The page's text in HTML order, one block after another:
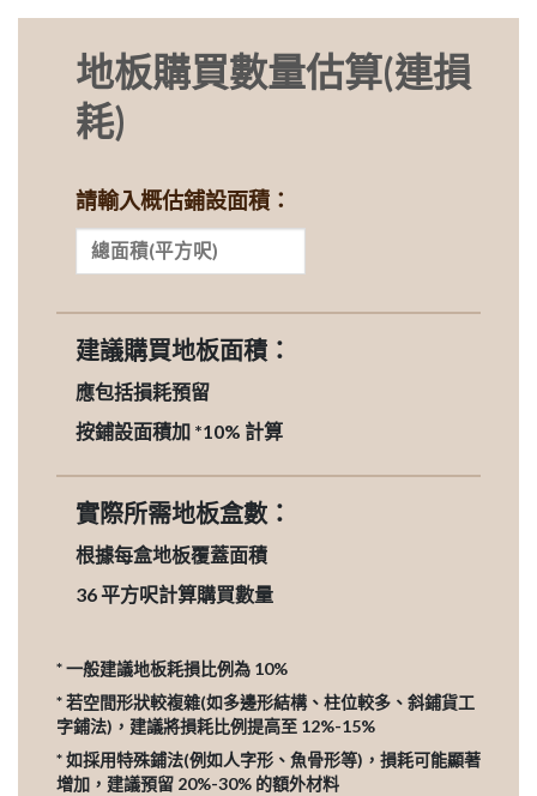
地板購買數量估算(連損
耗)
請輸入概估鋪設面積：
建議購買地板面積：
應包括損耗預留
按鋪設面積加 *10% 計算
實際所需地板盒數：
根據每盒地板覆蓋面積
36平方呎計算購買數量
* 一般建議地板耗損比例為 10%
* 若空間形狀較複雜(如多邊形結構、柱位較多、斜鋪貨工
字鋪法)，建議將損耗比例提高至 12%-15%
* 如採用特殊鋪法(例如人字形、魚骨形等)，損耗可能顯著
增加，建議預留 20%-30% 的額外材料